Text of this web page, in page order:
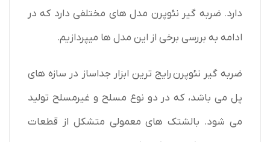
دارد. ضربه گیر نئوپرن مدل های مختلفی دارد که در
ادامه به بررسی برخی از این مدل ها میپردازیم.
ضربه گیر نئوپرن رایج ترین ابزار جداساز در سازه های
پل می باشد، که در دو نوع مسلح و غیرمسلح تولید
می شود. بالشتک های معمولی متشکل از قطعات